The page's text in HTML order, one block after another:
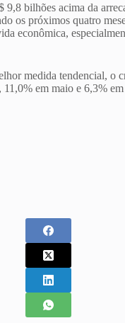
9,8 bilhões acima da
os próximos quatro
econômica,
medida tendencial, o
em maio e 6,3%